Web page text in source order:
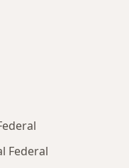
Federal